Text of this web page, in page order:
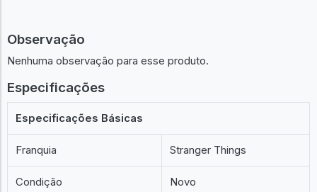
Observação
Nenhuma observação para esse produto.
Especificações
Especificações Básicas
Franquia Stranger Things
Condição Novo